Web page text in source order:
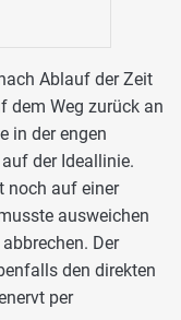
Ablauf der Zeit
dem Weg zurück an
in der engen
der Ideallinie.
noch auf einer
ausweichen
Der
den direkten
per